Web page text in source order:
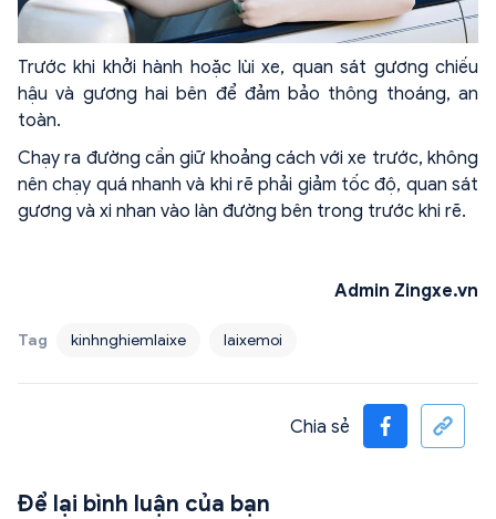
Trước khi khởi hành hoặc lùi xe, quan sát gương chiếu
hậu và gương hai bên để đảm bảo thông thoáng, an
toàn.
Chạy ra đường cần giữ khoảng cách với xe trước, không
nên chạy quá nhanh và khi rẽ phải giảm tốc độ, quan sát
gương và xi nhan vào làn đường bên trong trước khi rẽ.
Admin Zingxe.vn
Tag kinhnghiemlaixe laixemoi
Chia sẻ
Để lại bình luận của bạn